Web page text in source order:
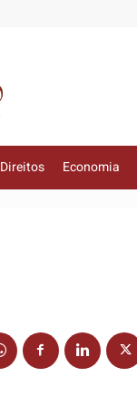
Direitos Economia